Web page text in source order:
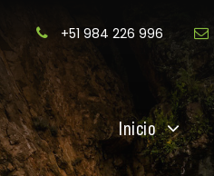
+51 984 226 996
Inicio